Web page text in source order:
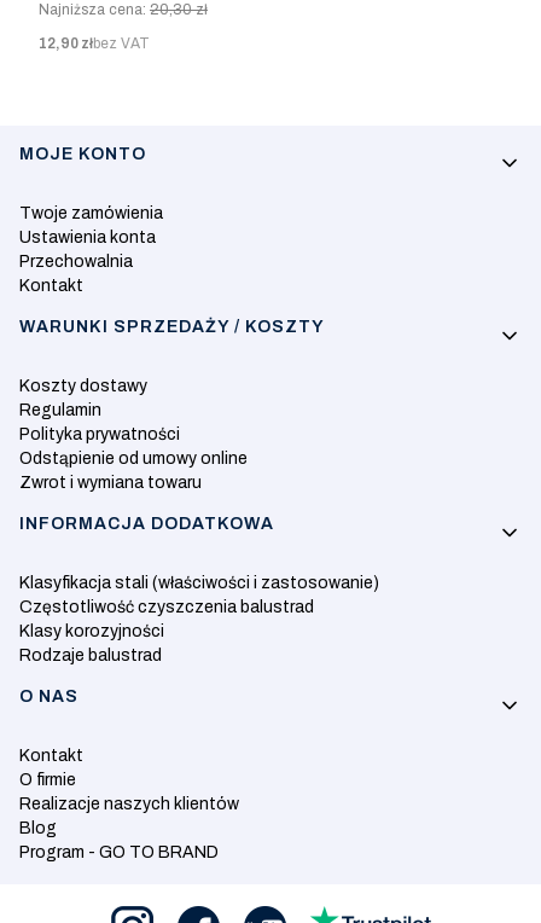
Najniższa cena: 20,30 zł
Cena
12,90 złbez VAT
Linki w stopce
MOJE KONTO
Twoje zamówienia
Ustawienia konta
Przechowalnia
Kontakt
WARUNKI SPRZEDAŻY / KOSZTY
Koszty dostawy
Regulamin
Polityka prywatności
Odstąpienie od umowy online
Zwrot i wymiana towaru
INFORMACJA DODATKOWA
Klasyfikacja stali (właściwości i zastosowanie)
Częstotliwość czyszczenia balustrad
Klasy korozyjności
Rodzaje balustrad
O NAS
Kontakt
O firmie
Realizacje naszych klientów
Blog
Program - GO TO BRAND